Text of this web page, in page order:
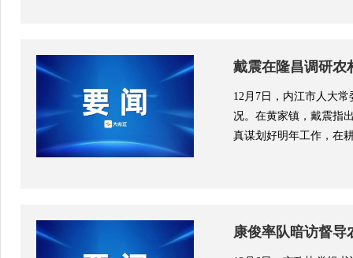
戴震在隆昌调研农
12月7日，内江市人大
况。在黄家镇，戴震指
真谋划好明年工作，在
康俊率队暗访督